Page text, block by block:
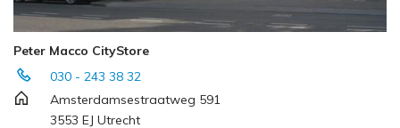
Peter Macco CityStore
030 - 243 38 32
Amsterdamsestraatweg 591
3553 EJ Utrecht